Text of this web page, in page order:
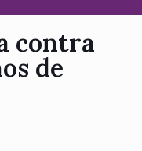
contra
de